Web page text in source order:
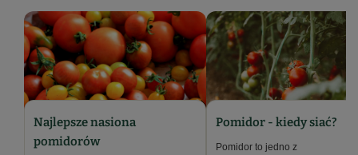
Najlepsze nasiona
pomidorów
Pomidor - kiedy siać?
Pomidor to jedno z